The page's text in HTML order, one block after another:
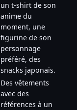
un t-shirt de son
anime du
moment, une
figurine de son
personnage
préféré, des
snacks japonais.
Des vêtements
avec des
références à un